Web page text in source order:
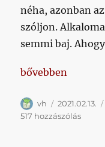
néha, azonban
szóljon.
semmi baj.
„A
bővebben
Szerző
vh Közzétéve
2021.02.13.
517 hozzászólásA